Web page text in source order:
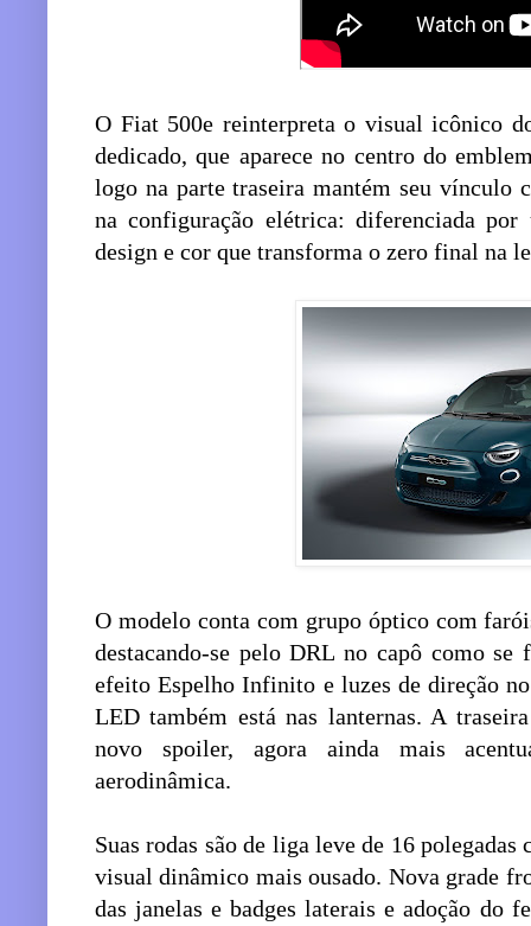
O Fiat 500e reinterpreta o visual icônico
dedicado, que aparece no centro do
logo na parte traseira mantém seu vínculo
na configuração elétrica: diferenciada
design e cor que transforma o zero final na
O modelo conta com grupo óptico com
destacando-se pelo DRL no capô como se
efeito Espelho Infinito e luzes de direção
LED também está nas lanternas. A
novo spoiler, agora ainda mais
aerodinâmica.
Suas rodas são de liga leve de 16
visual dinâmico mais ousado. Nova grade
das janelas e badges laterais e adoção do